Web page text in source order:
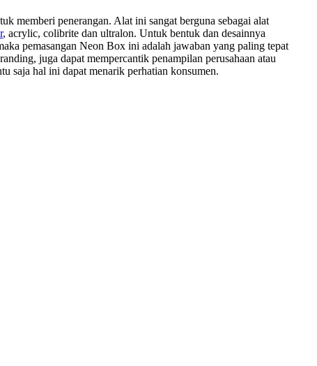
memberi penerangan. Alat ini sangat berguna sebagai alat
, acrylic, colibrite dan ultralon. Untuk bentuk dan desainnya
pemasangan Neon Box ini adalah jawaban yang paling tepat
juga dapat mempercantik penampilan perusahaan atau
saja hal ini dapat menarik perhatian konsumen.